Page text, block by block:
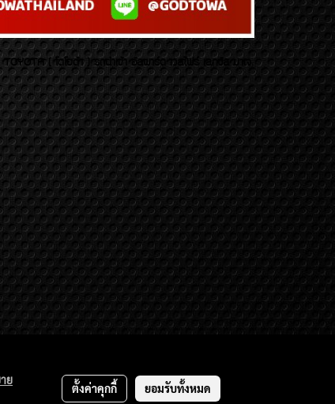
( โตโยต้า ) รถนำเข้า อัลพาร์ด เวลไฟร์ เลกซัส มาเจ
ย
ตั้งค่าคุกกี้ ยอมรับทั้งหมด